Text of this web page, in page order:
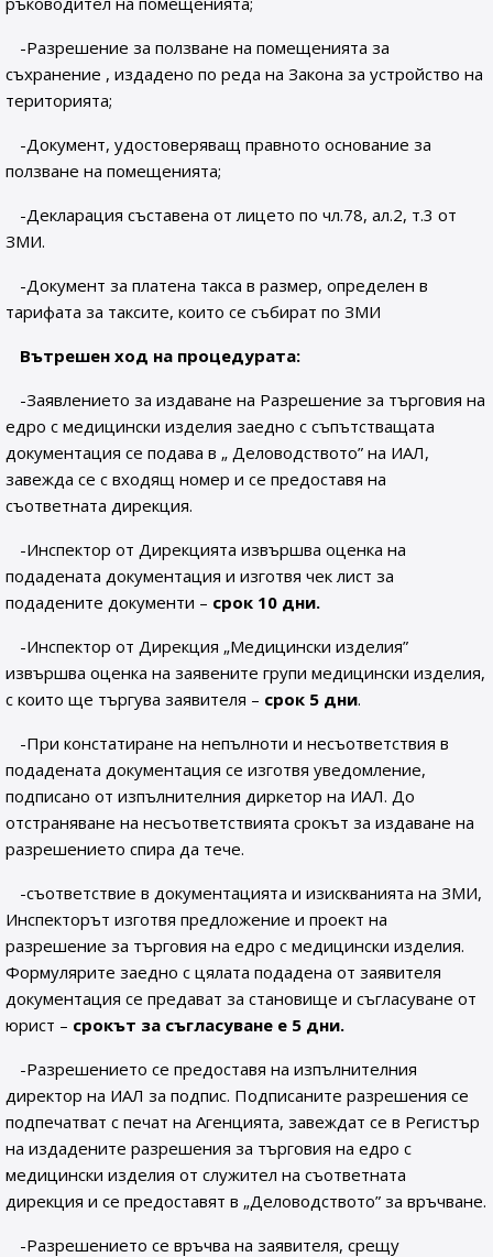
-Разрешение за ползване на помещенията за
съхранение , издадено по реда на Закона за устройство на
територията;
-Документ, удостоверяващ правното основание за
ползване на помещенията;
-Декларация съставена от лицето по чл.78, ал.2, т.3 от
ЗМИ.
-Документ за платена такса в размер, определен в
тарифата за таксите, които се събират по ЗМИ
Вътрешен ход на процедурата:
-Заявлението за издаване на Разрешение за търговия на
едро с медицински изделия заедно с съпътстващата
документация се подава в „ Деловодството” на ИАЛ,
завежда се с входящ номер и се предоставя на
съответната дирекция.
-Инспектор от Дирекцията извършва оценка на
подадената документация и изготвя чек лист за
подадените документи – срок 10 дни.
-Инспектор от Дирекция „Медицински изделия”
извършва оценка на заявените групи медицински изделия,
с които ще търгува заявителя – срок 5 дни.
-При констатиране на непълноти и несъответствия в
подадената документация се изготвя уведомление,
подписано от изпълнителния диркетор на ИАЛ. До
отстраняване на несъответствията срокът за издаване на
разрешението спира да тече.
-съответствие в документацията и изискванията на ЗМИ,
Инспекторът изготвя предложение и проект на
разрешение за търговия на едро с медицински изделия.
Формулярите заедно с цялата подадена от заявителя
документация се предават за становище и съгласуване от
юрист – срокът за съгласуване е 5 дни.
-Разрешението се предоставя на изпълнителния
директор на ИАЛ за подпис. Подписаните разрешения се
подпечатват с печат на Агенцията, завеждат се в Регистър
на издадените разрешения за търговия на едро с
медицински изделия от служител на съответната
дирекция и се предоставят в „Деловодството” за връчване.
-Разрешението се връчва на заявителя, срещу